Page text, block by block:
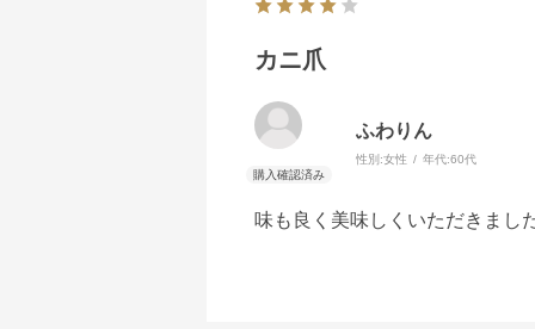
カニ爪
ふわりん
性別:女性 年代:60代
味も良く美味しくいただきまし